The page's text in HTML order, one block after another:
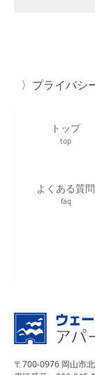
プライバシ
トップ
top
よくある質問
faq
〒700-0976 岡山市